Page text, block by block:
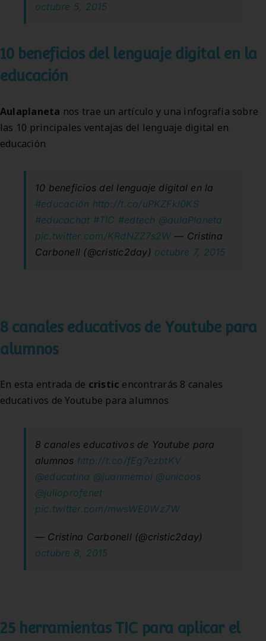
octubre 5, 2015
10 beneficios del lenguaje digital en la
educación
Aulaplaneta nos trae un artículo y una infografía sobre
las 10 principales ventajas del lenguaje digital en
educación
10 beneficios del lenguaje digital en la
#educación http://t.co/uPKZFkl0KS
#educachat #TIC #edtech @aulaPlaneta
pic.twitter.com/KRdNZZ7s2W — Cristina
Carbonell (@cristic2day) octubre 7, 2015
8 canales educativos de Youtube para
alumnos
En esta entrada de cristic encontrarás 8 canales
educativos de Youtube para alumnos
8 canales educativos de Youtube para
alumnos http://t.co/fEg7ezbtKV
@educatina @juanmemol @unicoos
@julioprofenet
pic.twitter.com/mwsWE0Wz7W
— Cristina Carbonell (@cristic2day)
octubre 8, 2015
25 herramientas TIC para aplicar el